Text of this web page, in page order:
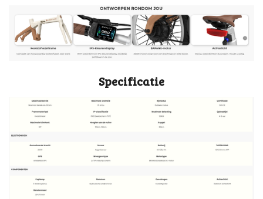
Specificatie